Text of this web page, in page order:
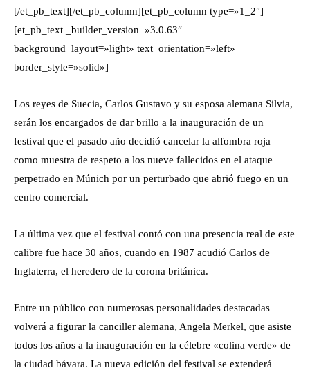
[/et_pb_text][/et_pb_column][et_pb_column type=»1_2″]
[et_pb_text _builder_version=»3.0.63″
background_layout=»light» text_orientation=»left»
border_style=»solid»]
Los reyes de Suecia, Carlos Gustavo y su esposa alemana Silvia,
serán los encargados de dar brillo a la inauguración de un
festival que el pasado año decidió cancelar la alfombra roja
como muestra de respeto a los nueve fallecidos en el ataque
perpetrado en Múnich por un perturbado que abrió fuego en un
centro comercial.
La última vez que el festival contó con una presencia real de este
calibre fue hace 30 años, cuando en 1987 acudió Carlos de
Inglaterra, el heredero de la corona británica.
Entre un público con numerosas personalidades destacadas
volverá a figurar la canciller alemana, Angela Merkel, que asiste
todos los años a la inauguración en la célebre «colina verde» de
la ciudad bávara. La nueva edición del festival se extenderá